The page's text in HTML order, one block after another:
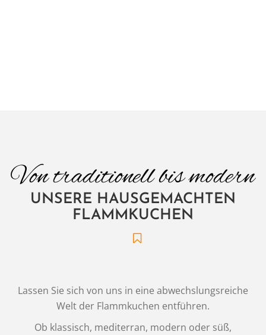
Von traditionell bis modern
UNSERE HAUSGEMACHTEN
FLAMMKUCHEN
Lassen Sie sich von uns in eine abwechslungsreiche
Welt der Flammkuchen entführen.
Ob klassisch, mediterran, modern oder süß,